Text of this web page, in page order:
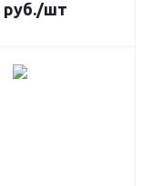
руб./шт